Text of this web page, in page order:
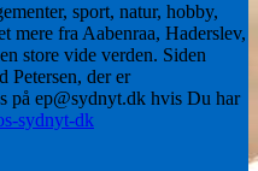
sport, natur, hobby,
mere fra Aabenraa, Haderslev,
store vide verden. Siden
Petersen, der er
på ep@sydnyt.dk hvis Du har
sydnyt-dk